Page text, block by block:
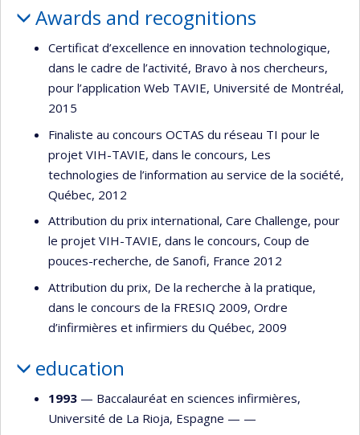
Awards and recognitions
Certificat d’excellence en innovation technologique,
dans le cadre de l’activité, Bravo à nos chercheurs,
pour l’application Web TAVIE, Université de Montréal,
2015
Finaliste au concours OCTAS du réseau TI pour le
projet VIH-TAVIE, dans le concours, Les
technologies de l’information au service de la société,
Québec, 2012
Attribution du prix international, Care Challenge, pour
le projet VIH-TAVIE, dans le concours, Coup de
pouces-recherche, de Sanofi, France 2012
Attribution du prix, De la recherche à la pratique,
dans le concours de la FRESIQ 2009, Ordre
d’infirmières et infirmiers du Québec, 2009
education
1993 — Baccalauréat en sciences infirmières,
Université de La Rioja, Espagne — —